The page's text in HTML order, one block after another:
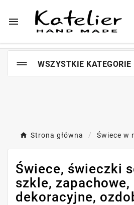
Najszybsze na świecie

WSZYSTKIE KATEGORIE
Strona główna Świece w
Świece, świeczki
szkle, zapachowe,
dekoracyjne,